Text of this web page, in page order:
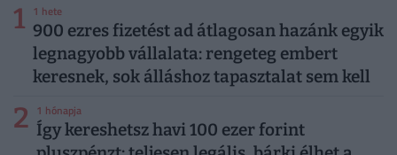
1 1 hete
900 ezres fizetést ad átlagosan hazánk egyik
legnagyobb vállalata: rengeteg embert
keresnek, sok álláshoz tapasztalat sem kell
2 1 hónapja
Így kereshetsz havi 100 ezer forint